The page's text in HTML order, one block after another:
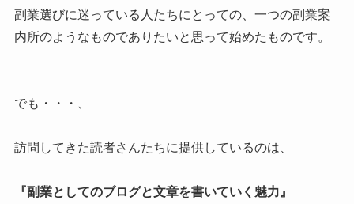
副業選びに迷っている人たちにとっての、一つの副業案
内所のようなものでありたいと思って始めたものです。
でも・・・、
訪問してきた読者さんたちに提供しているのは、
『副業としてのブログと文章を書いていく魅力』